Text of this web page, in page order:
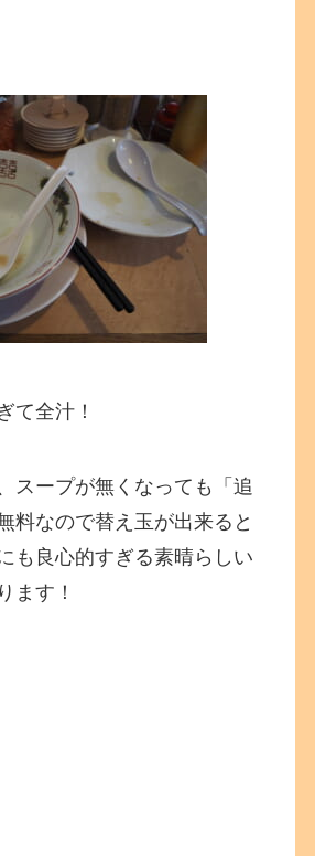
て全汁！
スープが無くなっても「追
料なので替え玉が出来ると
も良心的すぎる素晴らしい
ます！